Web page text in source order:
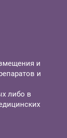
и
и
либо в